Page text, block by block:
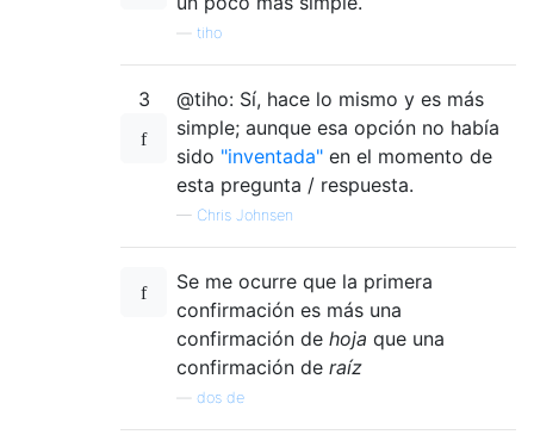
tiho
3
@tiho: Sí, hace lo mismo y es más
simple; aunque esa opción no había
sido "inventada" en el momento de
esta pregunta / respuesta.
— Chris Johnsen
Se me ocurre que la primera
confirmación es más una
confirmación de hoja que una
confirmación de raíz
dos de